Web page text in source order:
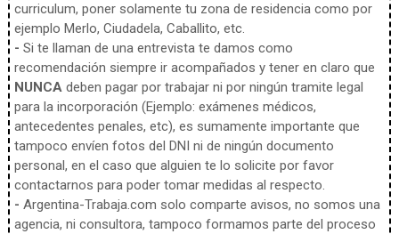
curriculum, poner solamente tu zona de residencia como por
ejemplo Merlo, Ciudadela, Caballito, etc.
- Si te llaman de una entrevista te damos como
recomendación siempre ir acompañados y tener en claro que
NUNCAdeben pagar por trabajar ni por ningún tramite legal
para la incorporación (Ejemplo: exámenes médicos,
antecedentes penales, etc), es sumamente importante que
tampoco envíen fotos del DNI ni de ningún documento
personal, en el caso que alguien te lo solicite por favor
contactarnos para poder tomar medidas al respecto.
- Argentina-Trabaja.com solo comparte avisos, no somos una
agencia, ni consultora, tampoco formamos parte del proceso